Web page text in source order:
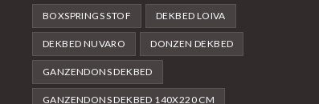
BOXSPRINGS STOF DEKBED LOIVA
DEKBED NUVARO DONZEN DEKBED
GANZENDONS DEKBED
GANZENDONS DEKBED 140X220 CM